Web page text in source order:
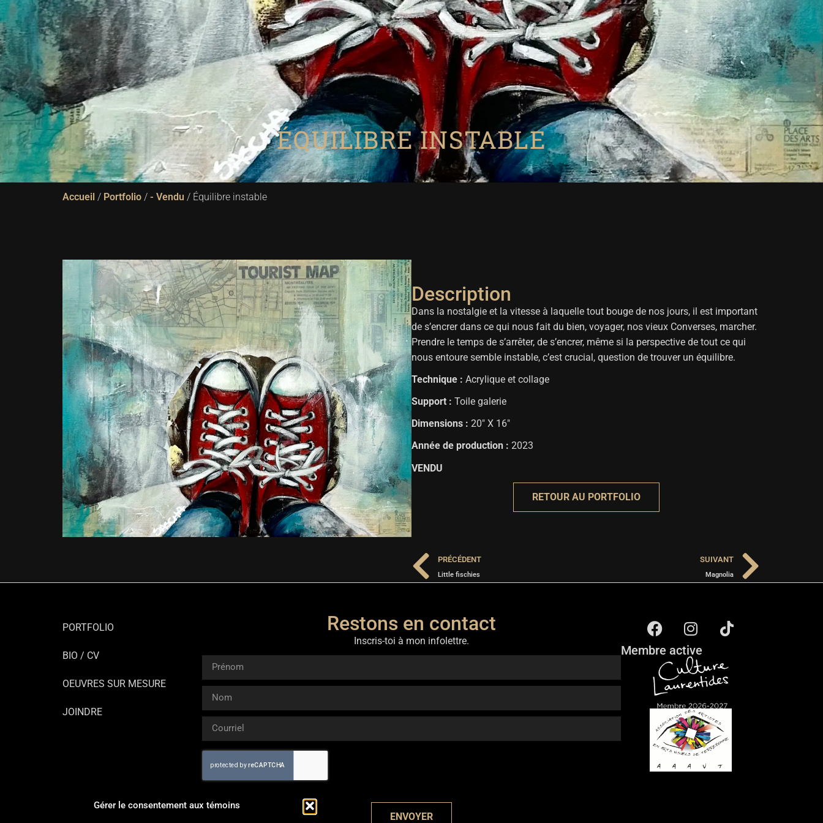
Gérer le consentement aux témoins
BOUTIQUE
PORTFOLIO BIO / CV OEUVRES SUR MESURE JOINDRE
ÉQUILIBRE INSTABLE
Accueil / Portfolio / - Vendu / Équilibre instable
Description
Dans la nostalgie et la vitesse à laquelle tout bouge de nos jours, il est important
de s’encrer dans ce qui nous fait du bien, voyager, nos vieux Converses, marcher.
Prendre le temps de s’arrêter, de s’encrer, même si la perspective de tout ce qui
nous entoure semble instable, c’est crucial, question de trouver un équilibre.
Technique : Acrylique et collage
Support : Toile galerie
Dimensions : 20″ X 16″
Année de production : 2023
VENDU
RETOUR AU PORTFOLIO
PRÉCÉDENT
Little fischies
SUIVANT
Magnolia
PORTFOLIO
BIO / CV
OEUVRES SUR MESURE
JOINDRE
Restons en contact
Inscris-toi à mon infolettre.
ENVOYER
Membre active